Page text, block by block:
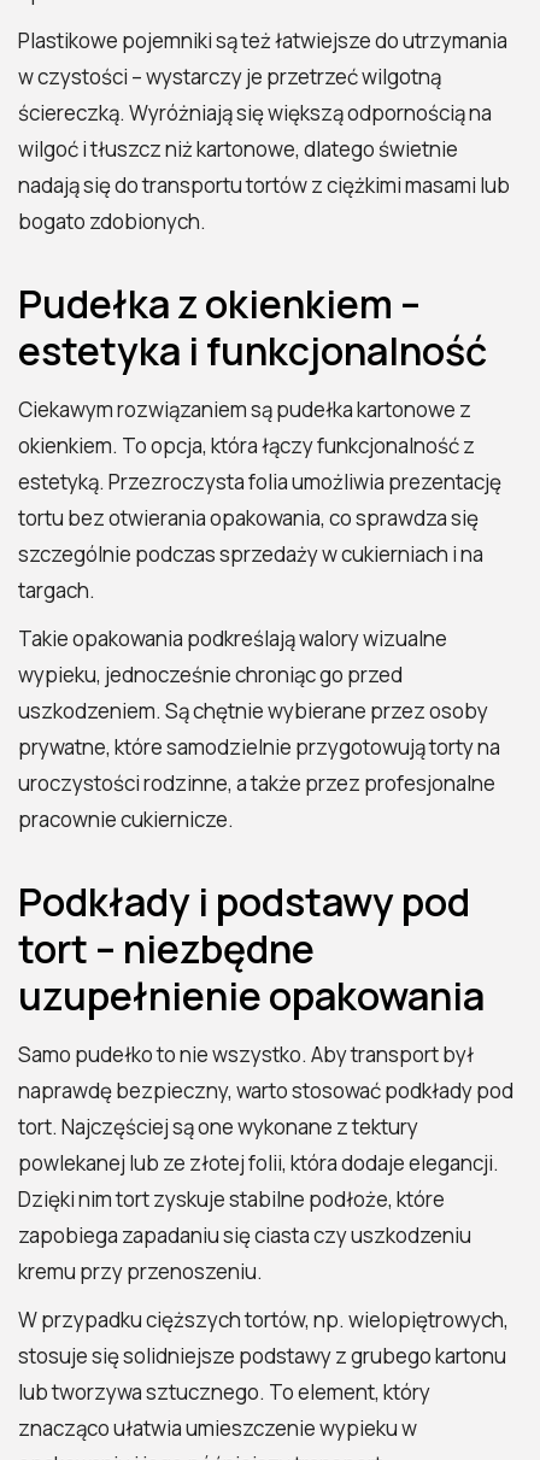
Plastikowe pojemniki są też łatwiejsze do utrzymania
w czystości – wystarczy je przetrzeć wilgotną
ściereczką. Wyróżniają się większą odpornością na
wilgoć i tłuszcz niż kartonowe, dlatego świetnie
nadają się do transportu tortów z ciężkimi masami lub
bogato zdobionych.
Pudełka z okienkiem –
estetyka i funkcjonalność
Ciekawym rozwiązaniem są pudełka kartonowe z
okienkiem. To opcja, która łączy funkcjonalność z
estetyką. Przezroczysta folia umożliwia prezentację
tortu bez otwierania opakowania, co sprawdza się
szczególnie podczas sprzedaży w cukierniach i na
targach.
Takie opakowania podkreślają walory wizualne
wypieku, jednocześnie chroniąc go przed
uszkodzeniem. Są chętnie wybierane przez osoby
prywatne, które samodzielnie przygotowują torty na
uroczystości rodzinne, a także przez profesjonalne
pracownie cukiernicze.
Podkłady i podstawy pod
tort – niezbędne
uzupełnienie opakowania
Samo pudełko to nie wszystko. Aby transport był
naprawdę bezpieczny, warto stosować podkłady pod
tort. Najczęściej są one wykonane z tektury
powlekanej lub ze złotej folii, która dodaje elegancji.
Dzięki nim tort zyskuje stabilne podłoże, które
zapobiega zapadaniu się ciasta czy uszkodzeniu
kremu przy przenoszeniu.
W przypadku cięższych tortów, np. wielopiętrowych,
stosuje się solidniejsze podstawy z grubego kartonu
lub tworzywa sztucznego. To element, który
znacząco ułatwia umieszczenie wypieku w